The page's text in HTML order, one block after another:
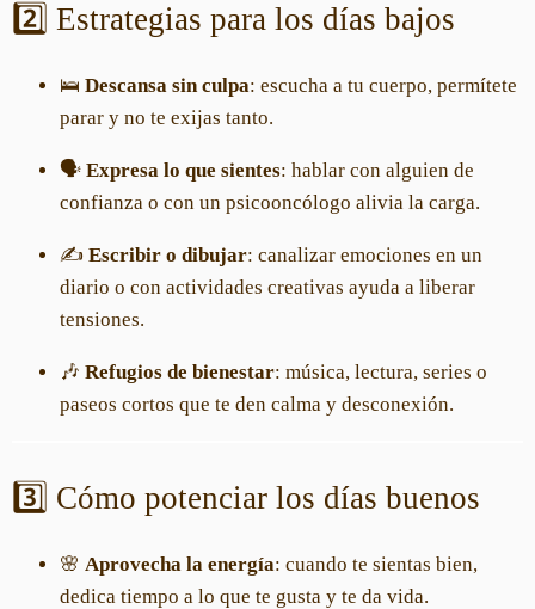
2️⃣ Estrategias para los días bajos
🛌 Descansa sin culpa: escucha a tu cuerpo, permítete
parar y no te exijas tanto.
🗣️ Expresa lo que sientes: hablar con alguien de
confianza o con un psicooncólogo alivia la carga.
✍️ Escribir o dibujar: canalizar emociones en un
diario o con actividades creativas ayuda a liberar
tensiones.
🎶 Refugios de bienestar: música, lectura, series o
paseos cortos que te den calma y desconexión.
3️⃣ Cómo potenciar los días buenos
🌸 Aprovecha la energía: cuando te sientas bien,
dedica tiempo a lo que te gusta y te da vida.